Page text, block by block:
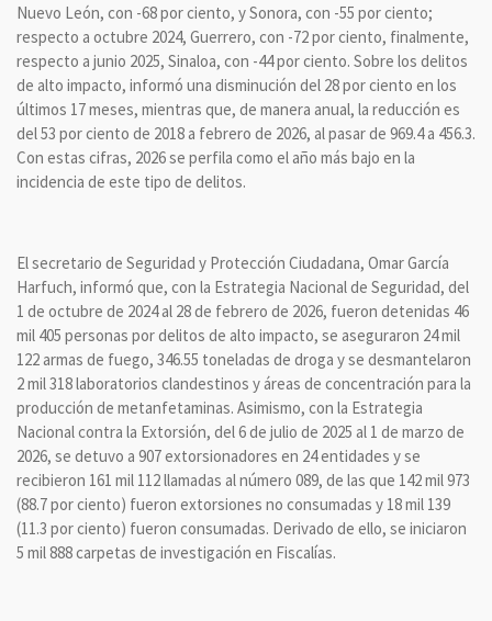
Nuevo León, con -68 por ciento, y Sonora, con -55 por ciento;
respecto a octubre 2024, Guerrero, con -72 por ciento, finalmente,
respecto a junio 2025, Sinaloa, con -44 por ciento. Sobre los delitos
de alto impacto, informó una disminución del 28 por ciento en los
últimos 17 meses, mientras que, de manera anual, la reducción es
del 53 por ciento de 2018 a febrero de 2026, al pasar de 969.4 a 456.3.
Con estas cifras, 2026 se perfila como el año más bajo en la
incidencia de este tipo de delitos.
El secretario de Seguridad y Protección Ciudadana, Omar García
Harfuch, informó que, con la Estrategia Nacional de Seguridad, del
1 de octubre de 2024 al 28 de febrero de 2026, fueron detenidas 46
mil 405 personas por delitos de alto impacto, se aseguraron 24 mil
122 armas de fuego, 346.55 toneladas de droga y se desmantelaron
2 mil 318 laboratorios clandestinos y áreas de concentración para la
producción de metanfetaminas. Asimismo, con la Estrategia
Nacional contra la Extorsión, del 6 de julio de 2025 al 1 de marzo de
2026, se detuvo a 907 extorsionadores en 24 entidades y se
recibieron 161 mil 112 llamadas al número 089, de las que 142 mil 973
(88.7 por ciento) fueron extorsiones no consumadas y 18 mil 139
(11.3 por ciento) fueron consumadas. Derivado de ello, se iniciaron
5 mil 888 carpetas de investigación en Fiscalías.